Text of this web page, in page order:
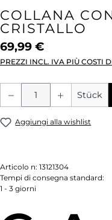
COLLANA
CRISTALLO
69,99 €
PREZZI INCL. IVA PIÙ COSTI
Quantità delStück
Aggiungi alla wishlist
Articolo n: 13121304
Tempi di consegna standard:
1 - 3 giorni